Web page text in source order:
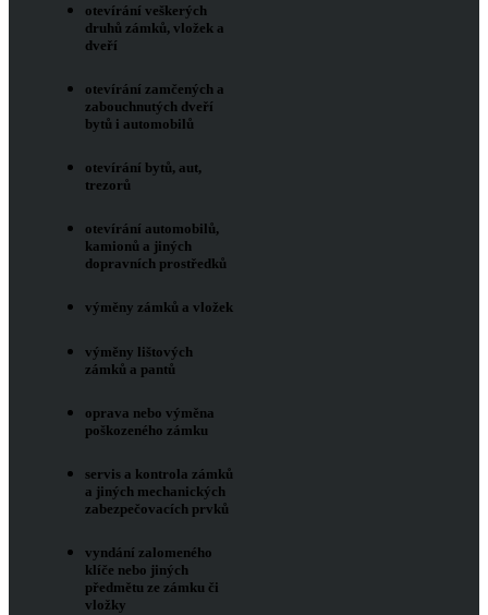
otevírání veškerých
druhů zámků, vložek a
dveří
otevírání zamčených a
zabouchnutých dveří
bytů i automobilů
otevírání bytů, aut,
trezorů
otevírání automobilů,
kamionů a jiných
dopravních prostředků
výměny zámků a vložek
výměny lištových
zámků a pantů
oprava nebo výměna
poškozeného zámku
servis a kontrola zámků
a jiných mechanických
zabezpečovacích prvků
vyndání zalomeného
klíče nebo jiných
předmětu ze zámku či
vložky